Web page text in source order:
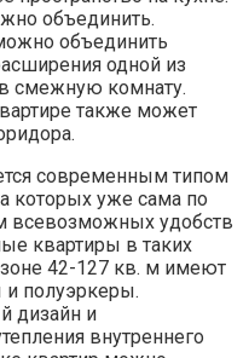
объединить.
объединить
одной из
смежную комнату.
также может
современным типом
которых уже сама по
всевозможных удобств
квартиры в таких
42-127 кв. м имеют
полуэркеры.
дизайн и
внутреннего